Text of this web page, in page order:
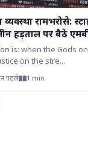
व्यवस्था रामभरोसे:
हड़ताल पर बैठे
is: when the Gods
on the stre...
पहले 1 min